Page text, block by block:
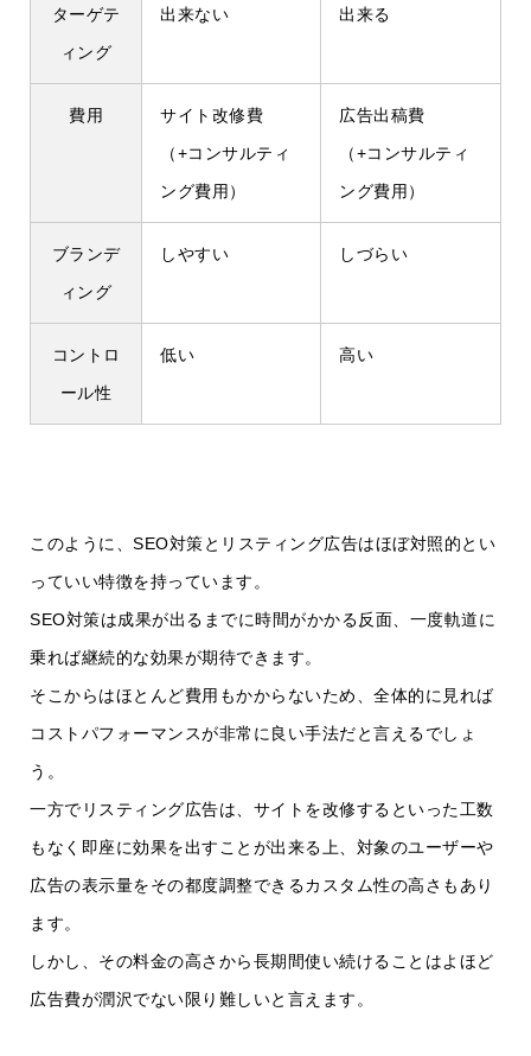
ターゲテ
ィング
出来ない 出来る
費用
サイト改修費
（+コンサルティ
ング費用）
広告出稿費
（+コンサルティ
ング費用）
ブランデ
ィング
しやすい しづらい
コントロ
ール性
低い 高い
このように、SEO対策とリスティング広告はほぼ対照的とい
っていい特徴を持っています。
SEO対策は成果が出るまでに時間がかかる反面、一度軌道に
乗れば継続的な効果が期待できます。
そこからはほとんど費用もかからないため、全体的に見れば
コストパフォーマンスが非常に良い手法だと言えるでしょ
う。
一方でリスティング広告は、サイトを改修するといった工数
もなく即座に効果を出すことが出来る上、対象のユーザーや
広告の表示量をその都度調整できるカスタム性の高さもあり
ます。
しかし、その料金の高さから長期間使い続けることはよほど
広告費が潤沢でない限り難しいと言えます。